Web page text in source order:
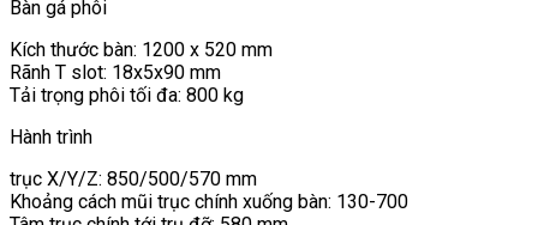
Bàn gá phôi
Kích thước bàn: 1200 x 520 mm
Rãnh T slot: 18x5x90 mm
Tải trọng phôi tối đa: 800 kg
Hành trình
trục X/Y/Z: 850/500/570 mm
Khoảng cách mũi trục chính xuống bàn: 130-700